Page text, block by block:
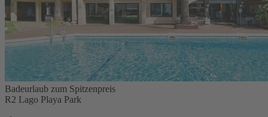
Badeurlaub zum Spitzenpreis
R2 Lago Playa Park